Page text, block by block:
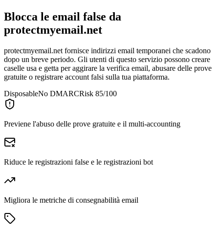
Blocca le email false da
protectmyemail.net
protectmyemail.net fornisce indirizzi email temporanei che scadono
dopo un breve periodo. Gli utenti di questo servizio possono creare
caselle usa e getta per aggirare la verifica email, abusare delle prove
gratuite o registrare account falsi sulla tua piattaforma.
DisposableNo DMARCRisk 85/100
Previene l'abuso delle prove gratuite e il multi-accounting
Riduce le registrazioni false e le registrazioni bot
Migliora le metriche di consegnabilità email